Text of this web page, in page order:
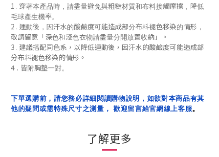
1 . 穿著本產品時，請盡量避免與粗糙材質和布料接觸摩擦，降低
毛球產生機率。
2 . 運動後， 因汗水的酸鹼度可能造成部分布料褪色移染的情形，
敬請留意 「深色和淺色衣物請盡量分開放置收納 」 。
3 . 建議搭配同色系， 以降低運動後， 因汗水的酸鹼度可能造成部
分布料褪色移染的情形 。
4 . 皆附胸墊一對。
下單選購前，請您務必詳細閱讀購物說明，如欲對本商品有其
他的疑問或需特殊尺寸之測量， 歡迎留言給官網線上客服。
了解更多